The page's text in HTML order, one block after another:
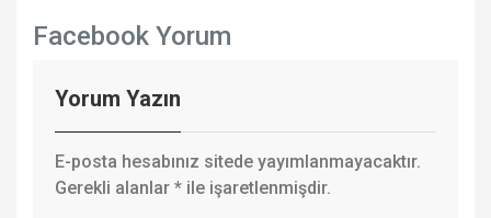
Facebook Yorum
Yorum Yazın
E-posta hesabınız sitede yayımlanmayacaktır.
Gerekli alanlar * ile işaretlenmişdir.